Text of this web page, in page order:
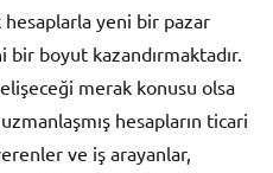
hesaplarla yeni bir pazar
bir boyut kazandırmaktadır.
merak konusu olsa
hesapların ticari
ve iş arayanlar,